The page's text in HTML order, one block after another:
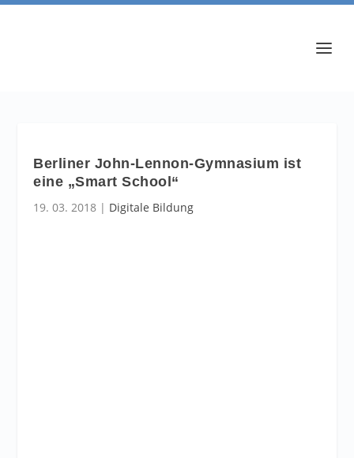
Berliner John-Lennon-Gymnasium ist
eine „Smart School“
19. 03. 2018 | Digitale Bildung